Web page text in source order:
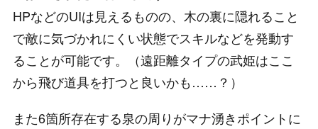
HPなどのUIは見えるものの、木の裏に隠れること
で敵に気づかれにくい状態でスキルなどを発動す
ることが可能です。（遠距離タイプの武姫はここ
から飛び道具を打つと良いかも……？）
また6箇所存在する泉の周りがマナ湧きポイントに